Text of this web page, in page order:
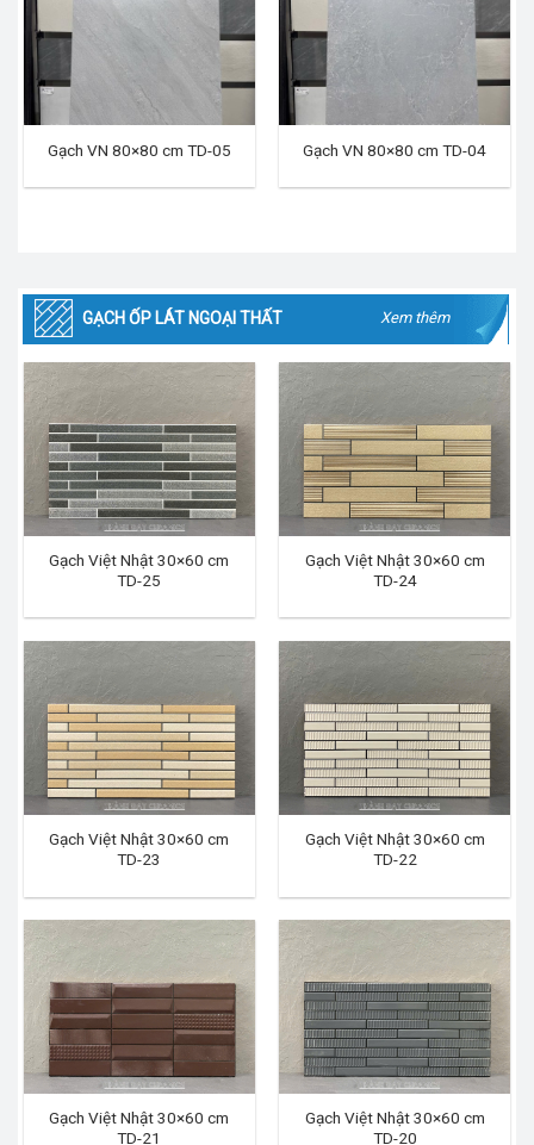
Gạch VN 80×80 cm TD-05 Gạch VN 80×80 cm TD-04
GẠCH ỐP LÁT NGOẠI THẤT Xem thêm
Gạch Việt Nhật 30×60 cm
TD-25
Gạch Việt Nhật 30×60 cm
TD-24
Gạch Việt Nhật 30×60 cm
TD-23
Gạch Việt Nhật 30×60 cm
TD-22
Gạch Việt Nhật 30×60 cm
TD-21
Gạch Việt Nhật 30×60 cm
TD-20